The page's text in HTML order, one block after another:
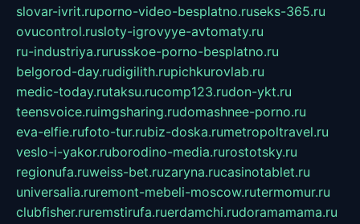
slovar-ivrit.ruporno-video-besplatno.ruseks-365.ru
ovucontrol.rusloty-igrovyye-avtomaty.ru
ru-industriya.rurusskoe-porno-besplatno.ru
belgorod-day.rudigilith.rupichkurovlab.ru
medic-today.rutaksu.rucomp123.rudon-ykt.ru
teensvoice.ruimgsharing.rudomashnee-porno.ru
eva-elfie.rufoto-tur.rubiz-doska.rumetropoltravel.ru
veslo-i-yakor.ruborodino-media.rurostotsky.ru
regionufa.ruweiss-bet.ruzaryna.rucasinotablet.ru
universalia.ruremont-mebeli-moscow.rutermomur.ru
clubfisher.ruremstirufa.ruerdamchi.rudoramamama.ru